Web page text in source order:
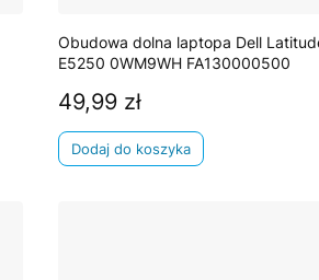
Obudowa dolna laptopa Dell
E5250 0WM9WH FA130000500
Cena
49,99 zł
Dodaj do koszyka